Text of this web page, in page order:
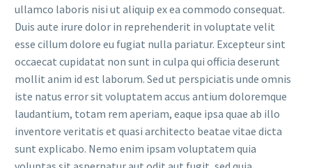
ullamco laboris nisi ut aliquip ex ea commodo consequat.
Duis aute irure dolor in reprehenderit in voluptate velit
esse cillum dolore eu fugiat nulla pariatur. Excepteur sint
occaecat cupidatat non sunt in culpa qui officia deserunt
mollit anim id est laborum. Sed ut perspiciatis unde omnis
iste natus error sit voluptatem accus antium doloremque
laudantium, totam rem aperiam, eaque ipsa quae ab illo
inventore veritatis et quasi architecto beatae vitae dicta
sunt explicabo. Nemo enim ipsam voluptatem quia